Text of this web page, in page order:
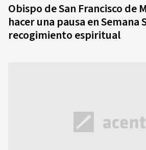
Obispo de San Francisco de
hacer una pausa en Semana
recogimiento espiritual